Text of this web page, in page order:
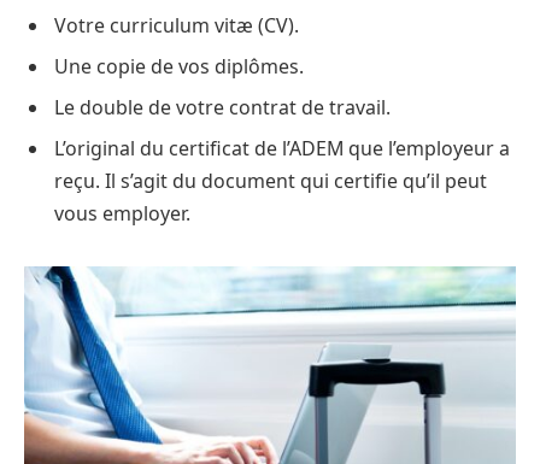
Votre curriculum vitæ (CV).
Une copie de vos diplômes.
Le double de votre contrat de travail.
L’original du certificat de l’ADEM que l’employeur a
reçu. Il s’agit du document qui certifie qu’il peut
vous employer.